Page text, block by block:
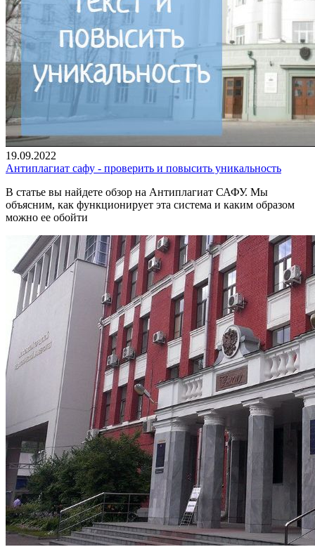
19.09.2022
Антиплагиат сафу - проверить и повысить уникальность
В статье вы найдете обзор на Антиплагиат САФУ. Мы
объясним, как функционирует эта система и каким образом
можно ее обойти